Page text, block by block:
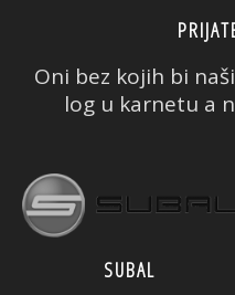
Oni bez kojih bi
log u karnetu a
SUBAL